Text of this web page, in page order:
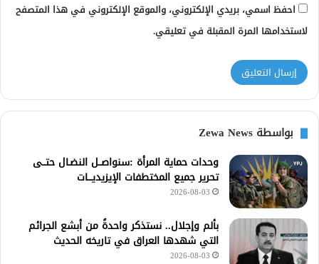
احفظ اسمي، بريدي الإلكتروني، والموقع الإلكتروني في هذا المتصفح
لاستخدامها المرة المقبلة في تعليقي.
بواسطة Zewa News
وحدات حماية المرأة :سنواصــل النضـال حتــى
تحرير جميع المختطفات الإيزيديـــات
2026-08-03
بألم وإجلال.. نستذكر واحدةً من أبشع الجرائم
التي شهدها العراق في تاريخه الحديث
2026-08-03